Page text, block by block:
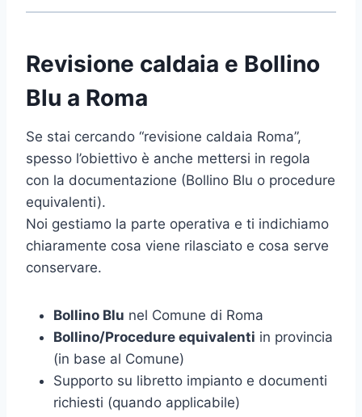
Revisione caldaia e Bollino
Blu a Roma
Se stai cercando “revisione caldaia Roma”,
spesso l’obiettivo è anche mettersi in regola
con la documentazione (Bollino Blu o procedure
equivalenti).
Noi gestiamo la parte operativa e ti indichiamo
chiaramente cosa viene rilasciato e cosa serve
conservare.
Bollino Blu nel Comune di Roma
Bollino/Procedure equivalenti in provincia
(in base al Comune)
Supporto su libretto impianto e documenti
richiesti (quando applicabile)